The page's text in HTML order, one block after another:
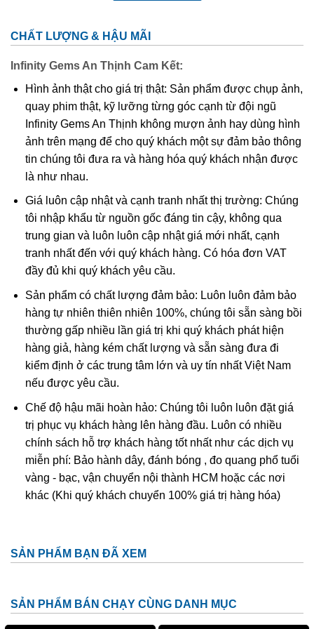
Các Loại Cầu Thạch Anh
Quả cầu đá thạch anh phong thủy là vật phẩm được chế
tạo từ đá thạch anh phong thủy được khai thác 100% tự
nhiên. Theo hình dạng đặc trưng của sản phẩm quả cầu
thạch anh phong thủy thì đây là quả cầu tượng trưng cho
đất trời. Nguyên liệu thạch anh cũng là một nguyên khí
Xét về mặt phong thủy thì quả cầu thạch anh chính là dụng
cụ cần thiết để có thể giúp chủ nhân hấp thụ thêm nguồn
Dương khí. Người ta thường chọn những nơi có âm khí
cao, thiếu ánh sáng và tối tăm để đầy lùi những nguồn
năng lượng không tích cực và mang lại những điều may
mắn cho người sử dụng.
Quả cầu thạch anh có những màu nào?
Quả cầu thạch anh có rất nhiều màu đa dạng theo đúng và
đủ các màu của đá thạch anh tự nhiên được khai thác. Vì
thế theo như các chuyên gia phong thủy thì việc bạn chọn
màu nào còn phụ thuộc vào yếu tố ngũ hành tương sinh và
cung phi của mình.
Bạn có thể tham khảo rất nhiều màu sắc của quả cầu thạch
anh phong thủy như: Trắng, đỏ, đen, tím, hồng, xanh,
vàng… hoặc các loại quả cầu có tinh thể tóc với các màu
Vậy quả cầu thạch anh có những công dụng
thạch anh nhiều đến vậy đâu. Bởi đơn giản vì nó mang lại
CHẤT LƯỢNG & HẬU MÃI
Infinity Gems An Thịnh Cam Kết:
Hình ảnh thật cho giá trị thật: Sản phẩm được chụp ảnh,
quay phim thật, kỹ lưỡng từng góc cạnh từ đội ngũ
Infinity Gems An Thịnh không mượn ảnh hay dùng hình
ảnh trên mạng để cho quý khách một sự đảm bảo thông
tin chúng tôi đưa ra và hàng hóa quý khách nhận được
là như nhau.
Giá luôn cập nhật và cạnh tranh nhất thị trường: Chúng
tôi nhập khẩu từ nguồn gốc đáng tin cậy, không qua
trung gian và luôn luôn cập nhật giá mới nhất, cạnh
tranh nhất đến với quý khách hàng. Có hóa đơn VAT
đầy đủ khi quý khách yêu cầu.
Sản phẩm có chất lượng đảm bảo: Luôn luôn đảm bảo
hàng tự nhiên thiên nhiên 100%, chúng tôi sẵn sàng bồi
thường gấp nhiều lần giá trị khi quý khách phát hiện
hàng giả, hàng kém chất lượng và sẵn sàng đưa đi
kiểm định ở các trung tâm lớn và uy tín nhất Việt Nam
nếu được yêu cầu.
Chế độ hậu mãi hoàn hảo: Chúng tôi luôn luôn đặt giá
trị phục vụ khách hàng lên hàng đầu. Luôn có nhiều
chính sách hỗ trợ khách hàng tốt nhất như các dịch vụ
miễn phí: Bảo hành dây, đánh bóng , đo quang phổ tuổi
vàng - bạc, vận chuyển nội thành HCM hoặc các nơi
khác (Khi quý khách chuyển 100% giá trị hàng hóa)
SẢN PHẨM BẠN ĐÃ XEM
SẢN PHẨM BÁN CHẠY CÙNG DANH MỤC